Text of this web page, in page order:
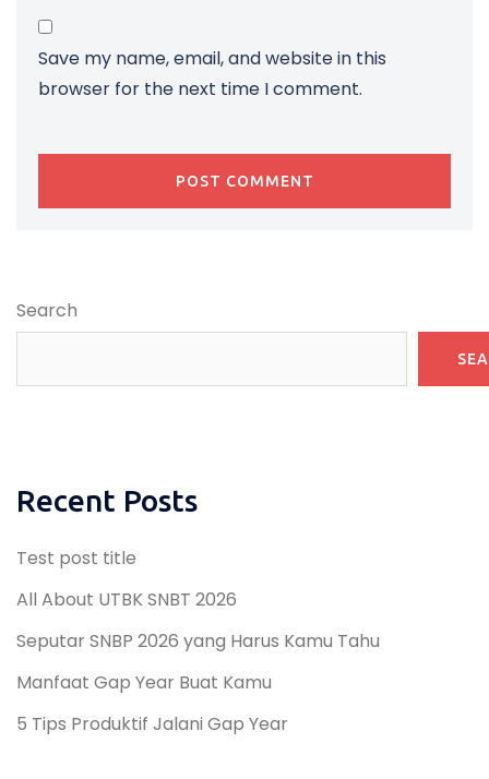
Save my name, email, and website in this
browser for the next time I comment.
Search
Recent Posts
Test post title
All About UTBK SNBT 2026
Seputar SNBP 2026 yang Harus Kamu Tahu
Manfaat Gap Year Buat Kamu
5 Tips Produktif Jalani Gap Year